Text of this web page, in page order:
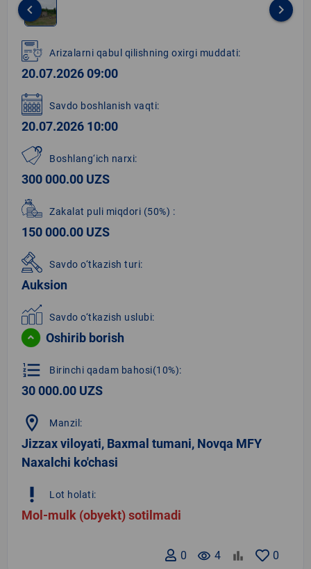
1
of
1
keyboard_arrow_left keyboard_arrow_right
Arizalarni qabul qilishning oxirgi muddati:
20.07.2026 09:00
Savdo boshlanish vaqti:
20.07.2026 10:00
Boshlang‘ich narxi:
300 000.00 UZS
Zakalat puli miqdori (50%) :
150 000.00 UZS
Savdo o‘tkazish turi:
Auksion
Savdo o‘tkazish uslubi:
Oshirib borish
format_list_numbered Birinchi qadam bahosi(10%):
30 000.00 UZS
location_on Manzil:
Jizzax viloyati, Baxmal tumani, Novqa MFY
Naxalchi ko'chasi
priority_high Lot holati:
Mol-mulk (obyekt) sotilmadi
0
remove_red_eye 4
0